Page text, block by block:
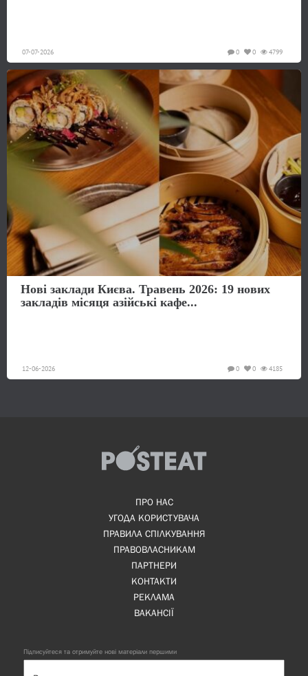
07-07-2026 4799
0
0
Нові заклади Києва. Травень 2026: 19 нових
закладів місяця азійські кафе...
12-06-2026 4185
0
0
ПРО НАС
УГОДА КОРИСТУВАЧА
ПРАВИЛА СПІЛКУВАННЯ
ПРАВОВЛАСНИКАМ
ПАРТНЕРИ
КОНТАКТИ
РЕКЛАМА
ВАКАНСІЇ
Підписуйтеся та отримуйте нові матеріали першими